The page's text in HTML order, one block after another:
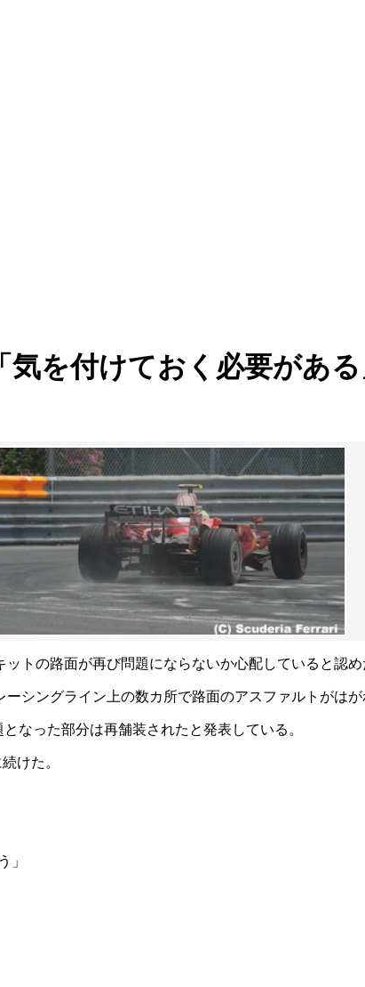
を付けておく必要があ
トの路面が再び問題にならないか心配していると認
シングライン上の数カ所で路面のアスファルトがは
なった部分は再舗装されたと発表している。
けた。
」